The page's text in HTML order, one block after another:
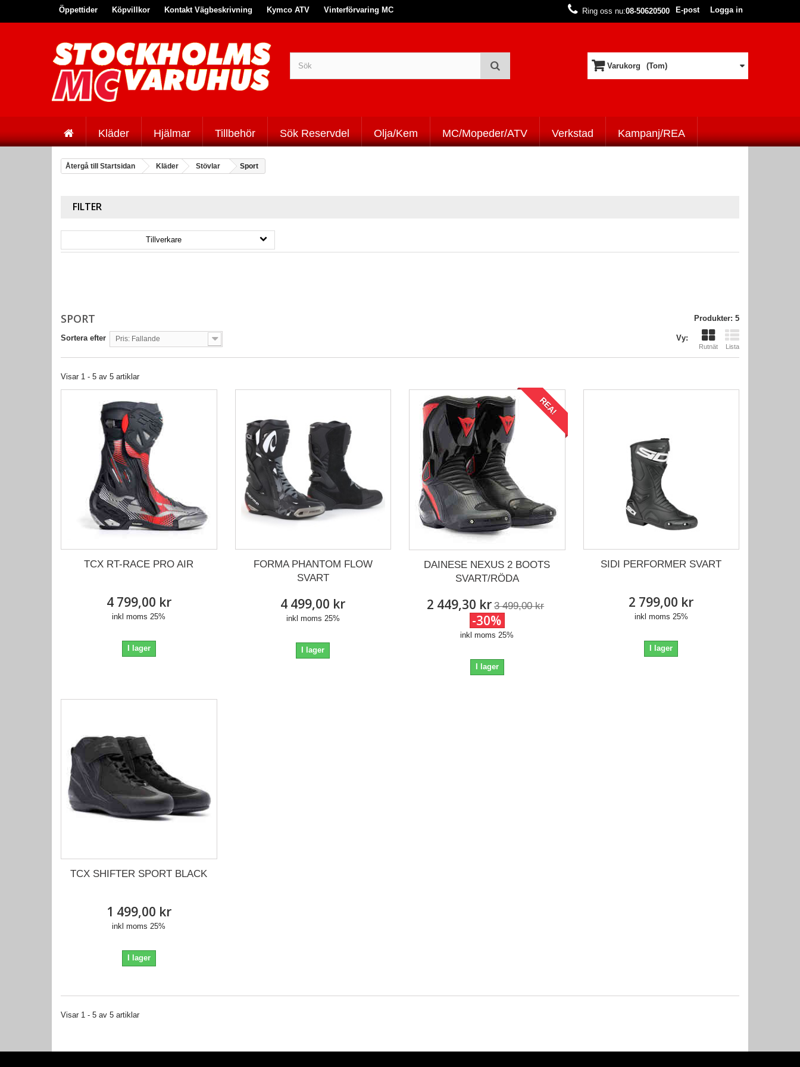
Öppettider Köpvillkor Kontakt Vägbeskrivning Kymco ATV Vinterförvaring MC Logga in
E-post
Ring oss nu:08-50620500
Varukorg (Tom)
Kläder Hjälmar Tillbehör Sök Reservdel Olja/Kem MC/Mopeder/ATV Verkstad Kampanj/REA
Återgå till Startsidan Kläder Stövlar Sport
FILTER
Tillverkare
SPORT Produkter: 5
Vy:
Rutnät Lista
Sortera efter Pris: Fallande
Visar 1 - 5 av 5 artiklar
TCX RT-RACE PRO AIR
4 799,00 kr
inkl moms 25%
I lager
FORMA PHANTOM FLOW
SVART
4 499,00 kr
inkl moms 25%
I lager
REA!
DAINESE NEXUS 2 BOOTS
SVART/RÖDA
2 449,30 kr 3 499,00 kr
-30%
inkl moms 25%
I lager
SIDI PERFORMER SVART
2 799,00 kr
inkl moms 25%
I lager
TCX SHIFTER SPORT BLACK
1 499,00 kr
inkl moms 25%
I lager
Visar 1 - 5 av 5 artiklar